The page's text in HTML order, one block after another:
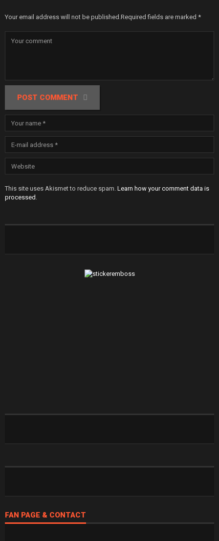
Your email address will not be published.Required fields are marked *
POST COMMENT
This site uses Akismet to reduce spam. Learn how your comment data is
processed .
FAN PAGE & CONTACT